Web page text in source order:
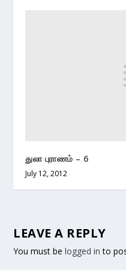
துலா புராணம் – 6
July 12, 2012
LEAVE A REPLY
You must belogged in to